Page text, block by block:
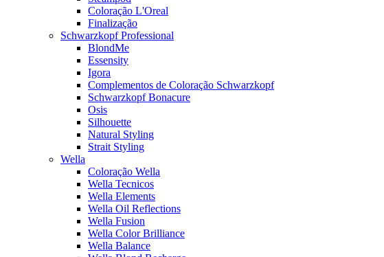
Coloração L'Oreal
Finalização
Schwarzkopf Professional
BlondMe
Essensity
Igora
Complementos de Coloração Schwarzkopf
Schwarzkopf Bonacure
Osis
Silhouette
Natural Styling
Strait Styling
Wella
Coloração Wella
Wella Tecnicos
Wella Elements
Wella Oil Reflections
Wella Fusion
Wella Color Brilliance
Wella Balance